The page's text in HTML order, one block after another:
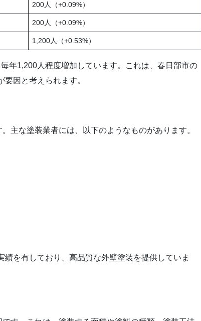
200人（+0.09%）
200人（+0.09%）
1,200人（+0.53%）
年1,200人程度増加しています。これは、春日部市の
因と考えられます。
主な塗装業者には、以下のようなものがあります。
を有しており、高品質な外壁塗装を提供していま